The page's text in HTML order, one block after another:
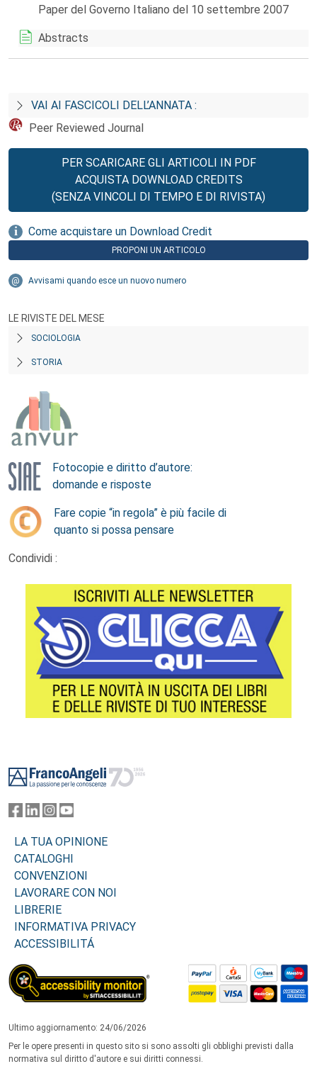
Paper del Governo Italiano del 10 settembre 2007
Abstracts
VAI AI FASCICOLI DELL’ANNATA :
Peer Reviewed Journal
PER SCARICARE GLI ARTICOLI IN PDF
ACQUISTA DOWNLOAD CREDITS
(SENZA VINCOLI DI TEMPO E DI RIVISTA)
Come acquistare un Download Credit
PROPONI UN ARTICOLO
Avvisami quando esce un nuovo numero
LE RIVISTE DEL MESE
SOCIOLOGIA
STORIA
Fotocopie e diritto d’autore:
domande e risposte
Fare copie “in regola” è più facile di
quanto si possa pensare
Condividi :
LA TUA OPINIONE
CATALOGHI
CONVENZIONI
LAVORARE CON NOI
LIBRERIE
INFORMATIVA PRIVACY
ACCESSIBILITÁ
Ultimo aggiornamento: 24/06/2026
Per le opere presenti in questo sito si sono assolti gli obblighi previsti dalla
normativa sul diritto d'autore e sui diritti connessi.